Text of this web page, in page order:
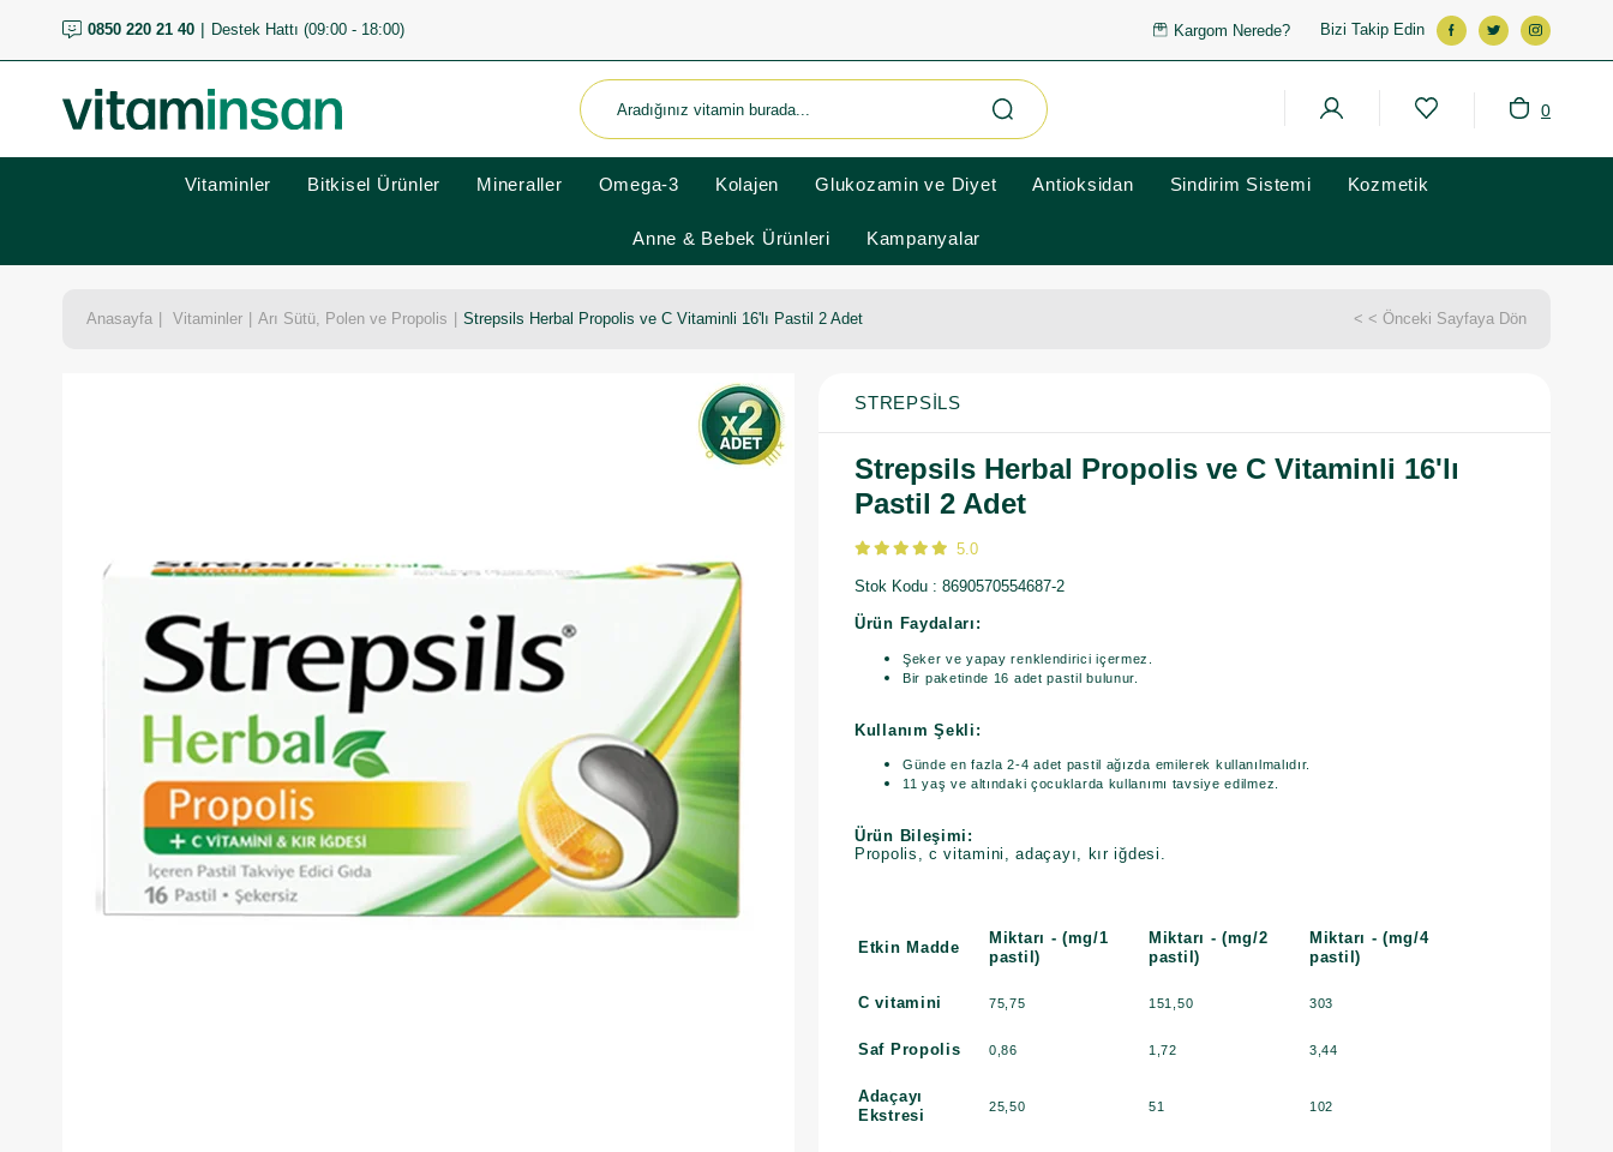
0850 220 21 40 Destek Hattı (09:00 - 18:00) Kargom Nerede? Bizi Takip Edin
0
Vitaminler Bitkisel Ürünler Mineraller Omega-3 Kolajen Glukozamin ve Diyet Antioksidan Sindirim Sistemi Kozmetik
Anne & Bebek Ürünleri Kampanyalar
Anasayfa Vitaminler Arı Sütü, Polen ve Propolis Strepsils Herbal Propolis ve C Vitaminli 16'lı Pastil 2 Adet < < Önceki Sayfaya Dön
STREPSILS
Strepsils Herbal Propolis ve C Vitaminli 16'lı
Pastil 2 Adet
5.0
Stok Kodu 8690570554687-2
Ürün Faydaları:
Şeker ve yapay renklendirici içermez.
Bir paketinde 16 adet pastil bulunur.
Kullanım Şekli:
Günde en fazla 2-4 adet pastil ağızda emilerek kullanılmalıdır.
11 yaş ve altındaki çocuklarda kullanımı tavsiye edilmez.
Ürün Bileşimi:
Propolis, c vitamini, adaçayı, kır iğdesi.
Etkin Madde
Miktarı - (mg/1
pastil)
Miktarı - (mg/2
pastil)
Miktarı - (mg/4
pastil)
C vitamini 75,75 151,50 303
Saf Propolis 0,86 1,72 3,44
Adaçayı
Ekstresi
25,50 51 102